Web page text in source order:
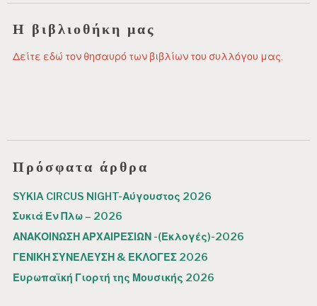
Η βιβλιοθήκη μας
Δείτε εδώ τον θησαυρό των βιβλίων του συλλόγου μας.
Πρόσφατα άρθρα
SYKIA CIRCUS NIGHT-Αύγουστος 2026
Συκιά Εν Πλω – 2026
ΑΝΑΚΟΙΝΩΣΗ ΑΡΧΑΙΡΕΣΙΩΝ -(Εκλογές)-2026
ΓΕΝΙΚΗ ΣΥΝΕΛΕΥΣΗ & ΕΚΛΟΓΕΣ 2026
Ευρωπαϊκή Γιορτή της Μουσικής 2026